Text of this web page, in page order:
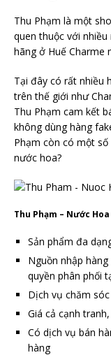
Thu Phạm là một
quen thuộc với
hãng ở Huế Charme
Tại đây có rất nhiều
trên thế giới như
Thu Phạm cam kết
không dùng hàng
Phạm còn có một
nước hoa?
Thu Phạm – Nước
Sản phẩm đa
Nguồn nhập
quyền phân phối
Dịch vụ chăm
Giá cả cạnh
Có dịch vụ bán
hàng